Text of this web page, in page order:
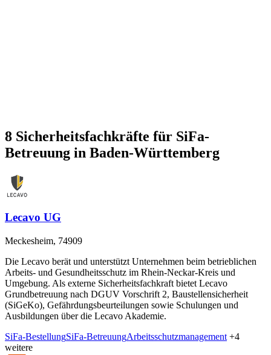
8 Sicherheitsfachkräfte für SiFa-
Betreuung in Baden-Württemberg
Lecavo UG
Meckesheim, 74909
Die Lecavo berät und unterstützt Unternehmen beim betrieblichen
Arbeits- und Gesundheitsschutz im Rhein-Neckar-Kreis und
Umgebung. Als externe Sicherheitsfachkraft bietet Lecavo
Grundbetreuung nach DGUV Vorschrift 2, Baustellensicherheit
(SiGeKo), Gefährdungsbeurteilungen sowie Schulungen und
Ausbildungen über die Lecavo Akademie.
SiFa-BestellungSiFa-BetreuungArbeitsschutzmanagement +4
weitere